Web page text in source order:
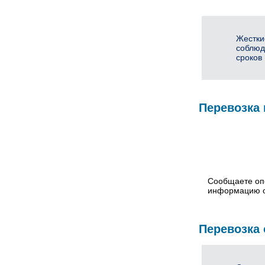
сроков
Перевозка
Сообщаете
информацию
Перевозка